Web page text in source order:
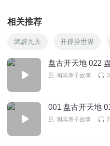
相关推荐
武辟九天 开辟异世界
盘古开天地 022
阅耳亲子故事
001 盘古开天地
阅耳亲子故事